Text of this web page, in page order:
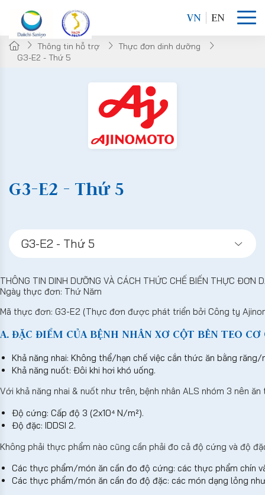
VN EN
Thông tin hỗ trợ
Thực đơn dinh dưỡng
G3-E2 - Thứ 5
G3-E2 - Thứ 5
THÔNG TIN DINH DƯỠNG VÀ CÁCH THỨC CHẾ BIẾN THỰC
Ngày thực đơn: Thứ Năm
Mã thực đơn: G3-E2 (Thực đơn được phát triển bởi Công ty
A. ĐẶC ĐIỂM CỦA BỆNH NHÂN XƠ CỘT BÊN TEO
Khả năng nhai: Không thể/hạn chế việc cắn thức ăn bằng
Khả năng nuốt: Đôi khi hơi khó uống.
Với khả năng nhai & nuốt như trên, bệnh nhân ALS nhóm 3 nên
Độ cứng: Cấp độ 3 (2x10⁴ N/m²).
Độ đặc: IDDSI 2.
Không phải thực phẩm nào cũng cần phải đo cả độ cứng và độ
Các thực phẩm/món ăn cần đo độ cứng: các thực phẩm chín
Các thực phẩm/món ăn cần đo độ đặc: các món dạng lỏng